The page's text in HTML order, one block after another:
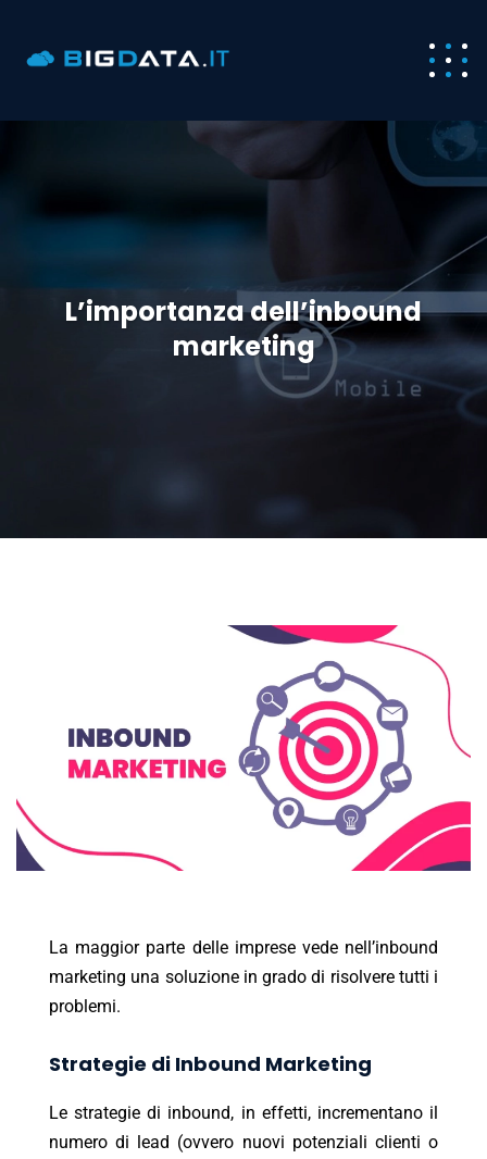
L’importanza dell’inbound
marketing
La maggior parte delle imprese vede nell’inbound
marketing una soluzione in grado di risolvere tutti i
problemi.
Strategie di Inbound Marketing
Le strategie di inbound, in effetti, incrementano il
numero di lead (ovvero nuovi potenziali clienti o